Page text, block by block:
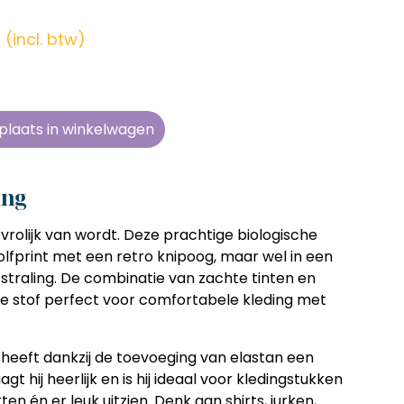
(incl. btw)
plaats in winkelwagen
van wordt. Deze prachtige biologische
met een retro knipoog, maar wel in een
De combinatie van zachte tinten en
stof perfect voor comfortabele kleding met
dankzij de toevoeging van elastan een
hij heerlijk en is hij ideaal voor kledingstukken
tijd
en
tijd
en
tijd
en
tijd
en